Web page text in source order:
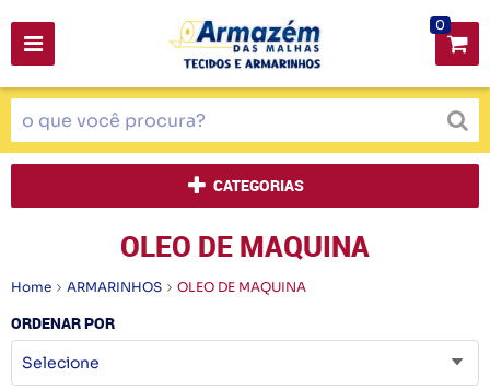
0
CATEGORIAS
OLEO DE MAQUINA
Home ARMARINHOS OLEO DE MAQUINA
ORDENAR POR
Selecione